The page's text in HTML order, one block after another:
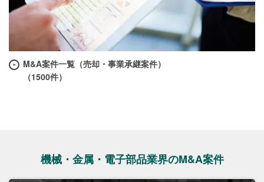
M&A案件一覧（売却・事業承継案件）
（1500件）
機械・金属・電子部品業界のM&A案件